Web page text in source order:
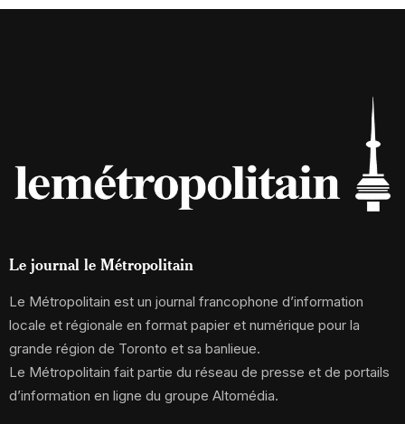
Le journal le Métropolitain
Le Métropolitain est un journal francophone d’information
locale et régionale en format papier et numérique pour la
grande région de Toronto et sa banlieue.
Le Métropolitain fait partie du réseau de presse et de portails
d’information en ligne du groupe Altomédia.